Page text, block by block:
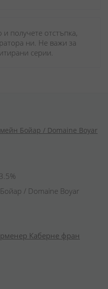
и получете отстъпка,
ни. Не важи за
серии.
Бойар / Domaine Boyar
/ Domaine Boyar
Каберне фран